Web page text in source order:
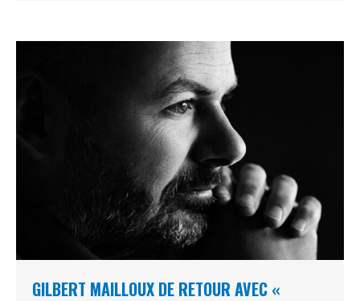
GILBERT MAILLOUX DE RETOUR AVEC «